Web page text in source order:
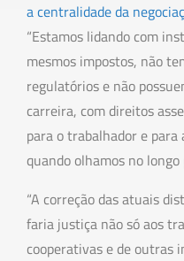
a centralidade da
“Estamos lidando com
mesmos impostos, não
regulatórios e não
carreira, com direitos
para o trabalhador e para
quando olhamos no longo
“A correção das atuais
faria justiça não só aos
cooperativas e de outras